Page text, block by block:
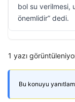
bol su verilmesi,
önemlidir” dedi.
1 yazı
Bu konuyu